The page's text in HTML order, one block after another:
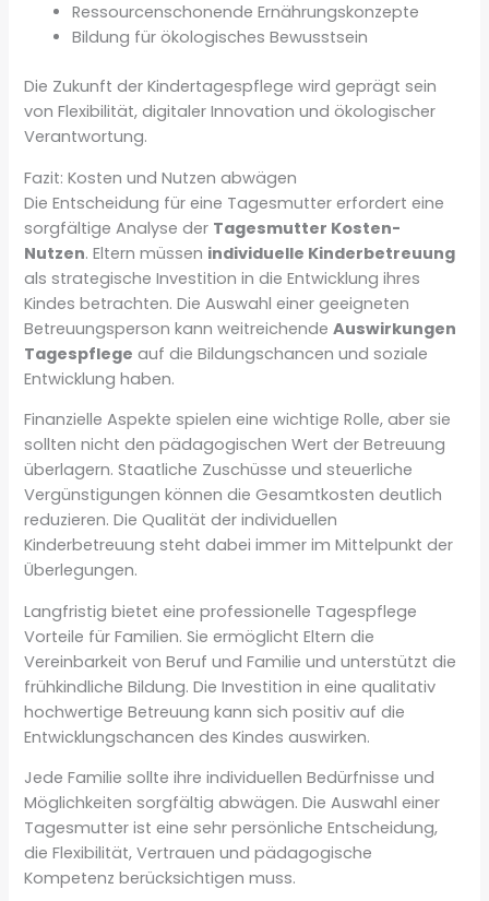
Ressourcenschonende Ernährungskonzepte
Bildung für ökologisches Bewusstsein
Die Zukunft der Kindertagespflege wird geprägt sein
von Flexibilität, digitaler Innovation und ökologischer
Verantwortung.
Fazit: Kosten und Nutzen abwägen
Die Entscheidung für eine Tagesmutter erfordert eine
sorgfältige Analyse der Tagesmutter Kosten-
Nutzen. Eltern müssen individuelle Kinderbetreuung
als strategische Investition in die Entwicklung ihres
Kindes betrachten. Die Auswahl einer geeigneten
Betreuungsperson kann weitreichendeAuswirkungen
Tagespflege auf die Bildungschancen und soziale
Entwicklung haben.
Finanzielle Aspekte spielen eine wichtige Rolle, aber sie
sollten nicht den pädagogischen Wert der Betreuung
überlagern. Staatliche Zuschüsse und steuerliche
Vergünstigungen können die Gesamtkosten deutlich
reduzieren. Die Qualität der individuellen
Kinderbetreuung steht dabei immer im Mittelpunkt der
Überlegungen.
Langfristig bietet eine professionelle Tagespflege
Vorteile für Familien. Sie ermöglicht Eltern die
Vereinbarkeit von Beruf und Familie und unterstützt die
frühkindliche Bildung. Die Investition in eine qualitativ
hochwertige Betreuung kann sich positiv auf die
Entwicklungschancen des Kindes auswirken.
Jede Familie sollte ihre individuellen Bedürfnisse und
Möglichkeiten sorgfältig abwägen. Die Auswahl einer
Tagesmutter ist eine sehr persönliche Entscheidung,
die Flexibilität, Vertrauen und pädagogische
Kompetenz berücksichtigen muss.